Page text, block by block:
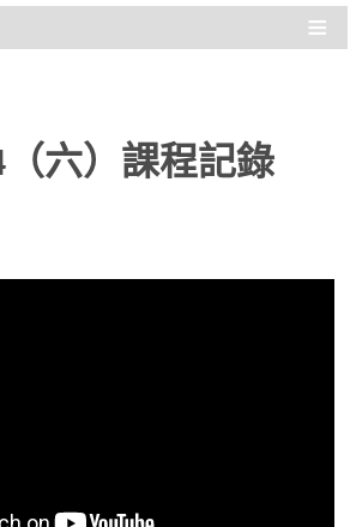
≡
（六）課程記錄